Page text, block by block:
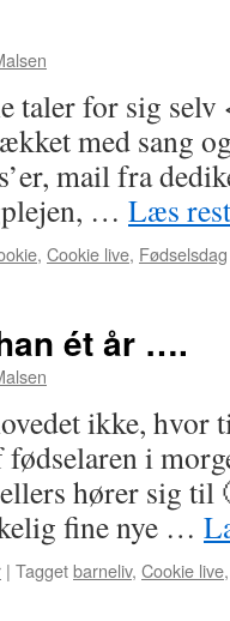
for sig selv
med sang
mail fra
… Læs
, Cookie live, Fødselsdag
ét år ….
ikke, hvor
i
hører sig
fine nye …
| Taggetbarneliv, Cookie live